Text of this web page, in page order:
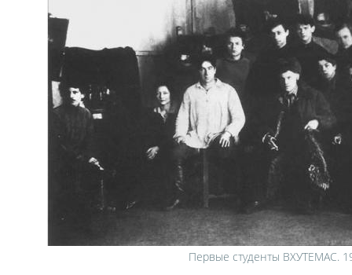
Первые студенты ВХУТЕМАС.